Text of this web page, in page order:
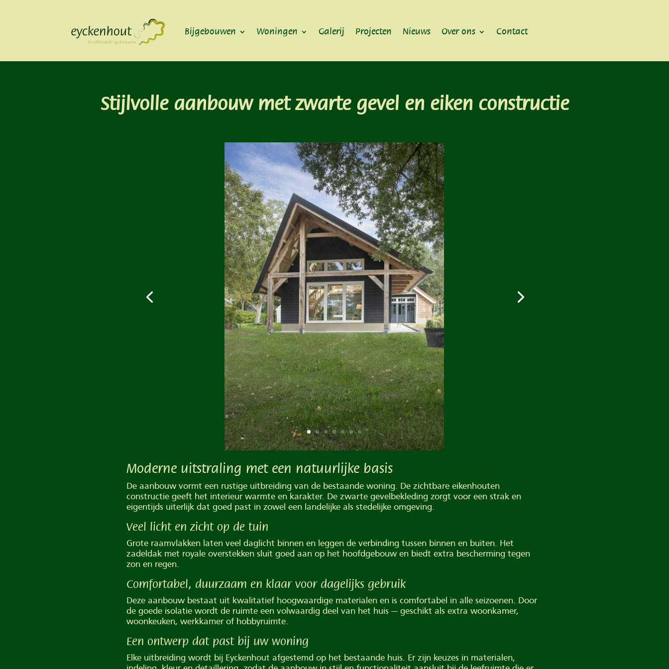
Bijgebouwen Woningen Galerij Projecten Nieuws Over ons Contact
Stijlvolle aanbouw met zwarte gevel en eiken constructie
Moderne uitstraling met een natuurlijke basis
De aanbouw vormt een rustige uitbreiding van de bestaande woning. De zichtbare eikenhouten
constructie geeft het interieur warmte en karakter. De zwarte gevelbekleding zorgt voor een strak en
eigentijds uiterlijk dat goed past in zowel een landelijke als stedelijke omgeving.
Veel licht en zicht op de tuin
Grote raamvlakken laten veel daglicht binnen en leggen de verbinding tussen binnen en buiten. Het
zadeldak met royale overstekken sluit goed aan op het hoofdgebouw en biedt extra bescherming tegen
zon en regen.
Comfortabel, duurzaam en klaar voor dagelijks gebruik
Deze aanbouw bestaat uit kwalitatief hoogwaardige materialen en is comfortabel in alle seizoenen. Door
de goede isolatie wordt de ruimte een volwaardig deel van het huis — geschikt als extra woonkamer,
woonkeuken, werkkamer of hobbyruimte.
Een ontwerp dat past bij uw woning
Elke uitbreiding wordt bij Eyckenhout afgestemd op het bestaande huis. Er zijn keuzes in materialen,